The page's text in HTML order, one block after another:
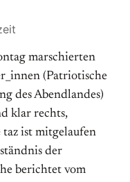
marschierten
(Patriotische
des Abendlandes)
klar rechts,
taz ist mitgelaufen
der
berichtet vom